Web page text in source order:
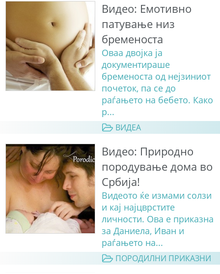
Видео: Емотивно
патување низ
бременоста
Оваа двојка ја
документираше
бременоста од нејзиниот
почеток, па се до
раѓањето на бебето. Како
р...
ВИДЕА
Видео: Природно
породување дома во
Србија!
Видеото ќе измами солзи
и кај најцврстите
личности. Ова е приказна
за Даниела, Иван и
раѓањето на...
ПОРОДИЛНИ ПРИКАЗНИ